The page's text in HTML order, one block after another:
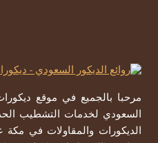
مكة
مرحبا بالجميع في موقع
السعودي لخدمات التشطيب
الديكورات والمقاولات في